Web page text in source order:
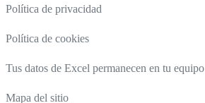
Política de privacidad
Política de cookies
Tus datos de Excel permanecen en tu equipo
Mapa del sitio